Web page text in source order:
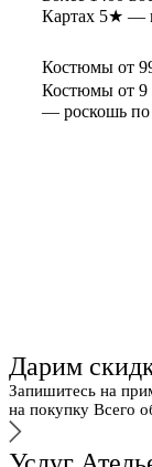
Картах 5★ —
Костюмы от
Костюмы от 9
— роскошь по
Дарим
Запишитесь на
на покупку Всего